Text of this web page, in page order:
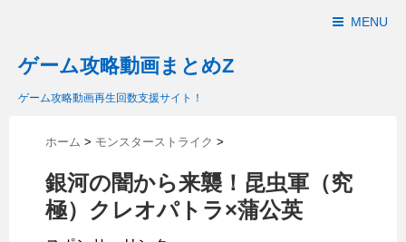
MENU
ゲーム攻略動画まとめZ
ゲーム攻略動画再生回数支援サイト！
ホーム > モンスターストライク >
銀河の闇から来襲！昆虫軍（究
極）クレオパトラ×蒲公英